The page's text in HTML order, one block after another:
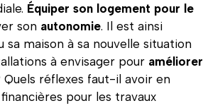
Équiper son logement pour le
son autonomie. Il est ainsi
maison à sa nouvelle situation
à envisager pour améliorer
Quels réflexes faut-il avoir en
pour les travaux